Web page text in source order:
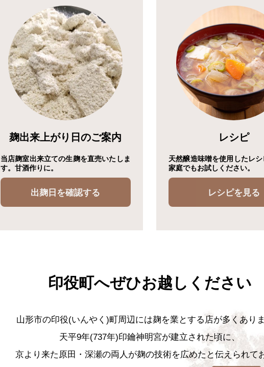
麹出来上がり日のご案内
当店麹室出来立ての生麹を直売いたしま
す。甘酒作りに。
出麹日を確認する
レシピ
天然醸造味噌を使用したレ
家庭でもお試しください。
レシピを見る
印役町へぜひお越しください
山形市の印役(いんやく)町周辺には麹を業とする店が多くありま
天平9年(737年)印鑰神明宮が建立された頃に、
京より来た原田・深瀬の両人が麹の技術を広めたと伝えられて